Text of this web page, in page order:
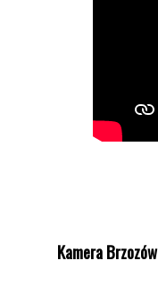
Kamera Brzozów